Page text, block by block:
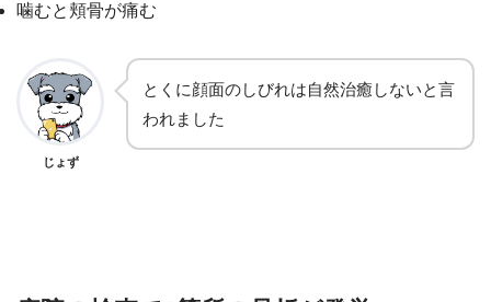
噛むと頬骨が痛む
じょず
とくに顔面のしびれは自然治癒しないと言
われました